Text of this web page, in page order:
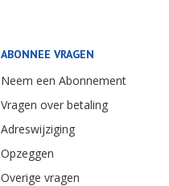
ABONNEE VRAGEN
Neem een Abonnement
Vragen over betaling
Adreswijziging
Opzeggen
Overige vragen